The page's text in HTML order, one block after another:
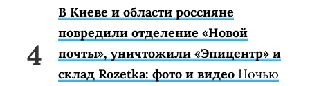
В Киеве и области россияне
повредили отделение «Новой
почты», уничтожили «Эпицентр» и
склад Rozetka: фото и видео Ночью